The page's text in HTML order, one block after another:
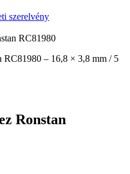
szerelvény
RC81980
Ronstan